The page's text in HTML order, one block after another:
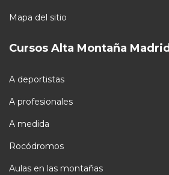
Mapa del sitio
Cursos Alta Montaña Madrid
A deportistas
A profesionales
A medida
Rocódromos
Aulas en las montañas